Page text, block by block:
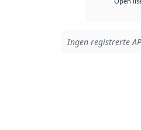
Ingen registrerte